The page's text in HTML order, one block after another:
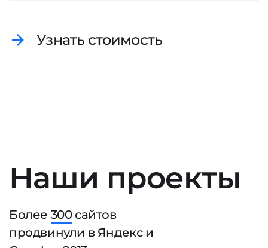
Узнать стоимость
Наши проекты
Более 300сайтов
продвинули в Яндекс и